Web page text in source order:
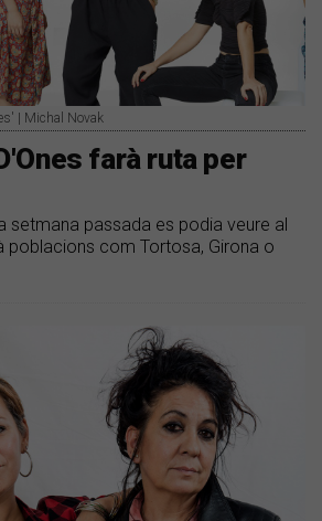
| Michal Novak
farà ruta per
setmana passada es podia veure al
poblacions com Tortosa, Girona o